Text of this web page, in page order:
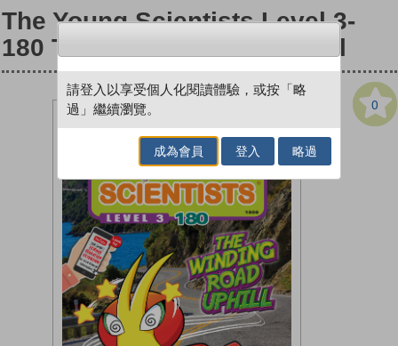
The Young Scientists Level 3-
180 The Winding Road Uphill
0
請登入以享受個人化閱讀體驗，或按「略
過」繼續瀏覽。
成為會員 登入 略過